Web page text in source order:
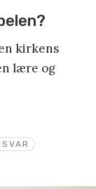
kirkens
lære og